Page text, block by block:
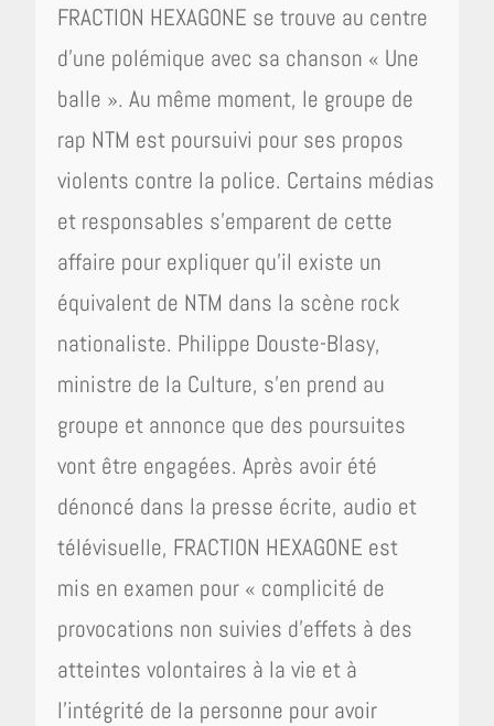
FRACTION HEXAGONE se trouve au centre
d’une polémique avec sa chanson « Une
balle ». Au même moment, le groupe de
rap NTM est poursuivi pour ses propos
violents contre la police. Certains médias
et responsables s’emparent de cette
affaire pour expliquer qu’il existe un
équivalent de NTM dans la scène rock
nationaliste. Philippe Douste-Blasy,
ministre de la Culture, s’en prend au
groupe et annonce que des poursuites
vont être engagées. Après avoir été
dénoncé dans la presse écrite, audio et
télévisuelle, FRACTION HEXAGONE est
mis en examen pour « complicité de
provocations non suivies d’effets à des
atteintes volontaires à la vie et à
l’intégrité de la personne pour avoir